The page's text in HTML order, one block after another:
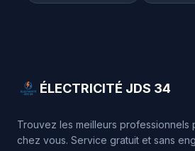
ÉLECTRICITÉ JDS 34
Trouvez les meilleurs professionnels
chez vous. Service gratuit et sans